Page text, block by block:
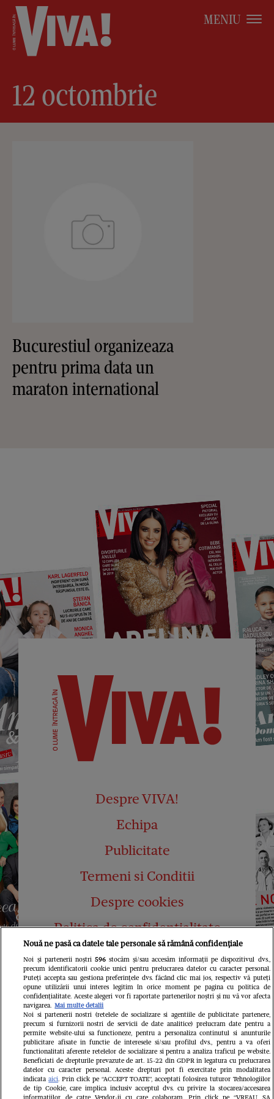
MENIU
12 octombrie
Bucurestiul organizeaza
pentru prima data un
maraton international
Despre VIVA!
Echipa
Publicitate
Termeni si Conditii
Despre cookies
Politica de confidențialitate
Abonamente
Contact
Pariază responsabil! Decizia ONJN nr.
821/25.09.2025.
Jocurile de noroc sunt interzise minorilor.
Nouă ne pasă ca datele tale personale să rămână confidențiale
Noi și partenerii noștri 596stocăm și/sau accesăm informații pe dispozitivul dvs.,
precum identificatorii cookie unici pentru prelucrarea datelor cu caracter personal.
Puteți accepta sau gestiona preferințele dvs. făcând clic mai jos, respectiv vă puteți
opune utilizării unui interes legitim în orice moment pe pagina cu politica de
confidențialitate. Aceste alegeri vor fi raportate partenerilor noștri și nu vă vor afecta
navigarea. Mai multe detalii
Noi si partenerii nostri (retelele de socializare si agentiile de publicitate partenere,
precum si furnizorii nostri de servicii de date analitice) prelucram date pentru a
permite website-ului sa functioneze, pentru a personaliza continutul si anunturile
publicitare afisate in functie de interesele si/sau profilul dvs., pentru a va oferi
functionalitati aferente retelelor de socializare si pentru a analiza traficul pe website.
Beneficiati de drepturile prevazute de art. 15-22 din GDPR in legatura cu prelucrarea
datelor cu caracter personal. Aceste drepturi pot fi exercitate prin modalitatea
indicataaici. Prin click pe “ACCEPT TOATE”, acceptati folosirea tuturor Tehnologiilor
de tip Cookie, care implica inclusiv acceptul dvs. cu privire la stocarea/accesarea
informatiilor de catre Vendor-ii cu care colaboram. Prin click pe “VREAU SA